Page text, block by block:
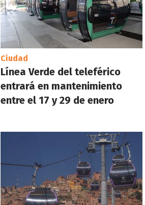
Ciudad
Línea Verde del teleférico
entrará en mantenimiento
entre el 17 y 29 de enero